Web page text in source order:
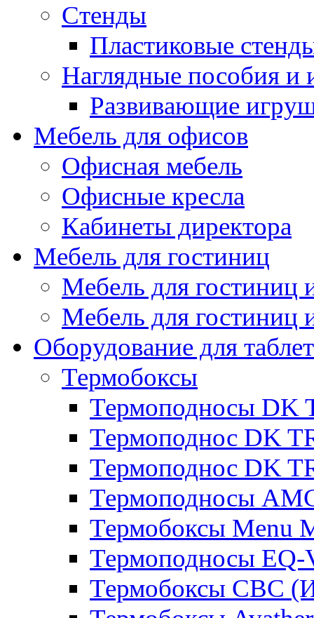
Стенды
Пластиковые
Наглядные пособия и
Развивающие
Мебель для офисов
Офисная мебель
Офисные кресла
Кабинеты директора
Мебель для гостиниц
Мебель для
Мебель для гостиниц
Оборудование для
Термобоксы
Термоподносы DK
Термоподнос DK
Термоподнос DK
Термоподносы
Термобоксы Menu
Термоподносы EQ-
Термобоксы CBC